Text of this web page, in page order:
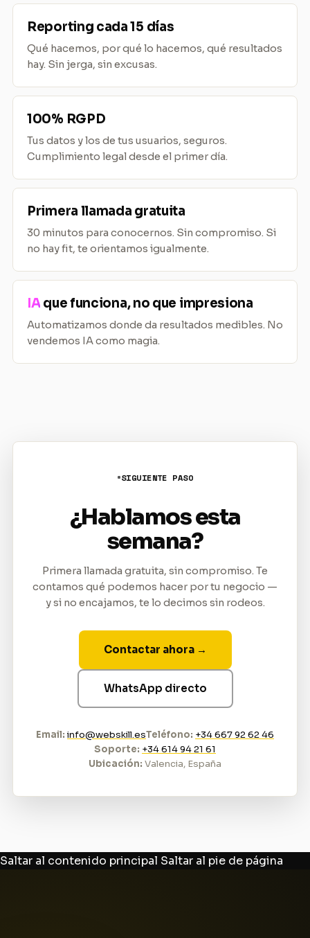
Reporting cada 15 días
Qué hacemos, por qué lo hacemos, qué resultados
hay. Sin jerga, sin excusas.
100% RGPD
Tus datos y los de tus usuarios, seguros.
Cumplimiento legal desde el primer día.
Primera llamada gratuita
30 minutos para conocernos. Sin compromiso. Si
no hay fit, te orientamos igualmente.
IA que funciona, no que impresiona
Automatizamos donde da resultados medibles. No
vendemos IA como magia.
SIGUIENTE PASO
¿Hablamos esta
semana?
Primera llamada gratuita, sin compromiso. Te
contamos qué podemos hacer por tu negocio —
y si no encajamos, te lo decimos sin rodeos.
Contactar ahora →
WhatsApp directo
Email: info@webskill.esTeléfono: +34 667 92 62 46
Soporte: +34 614 94 21 61
Ubicación: Valencia, España
Saltar al contenido principal Saltar al pie de página